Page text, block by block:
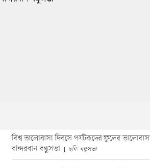
বিশ্ব ভালোবাসা দিবসে পর্যটকদের ফুলের
বান্দরবান বন্ধুসভা
ছবি: বন্ধুসভা